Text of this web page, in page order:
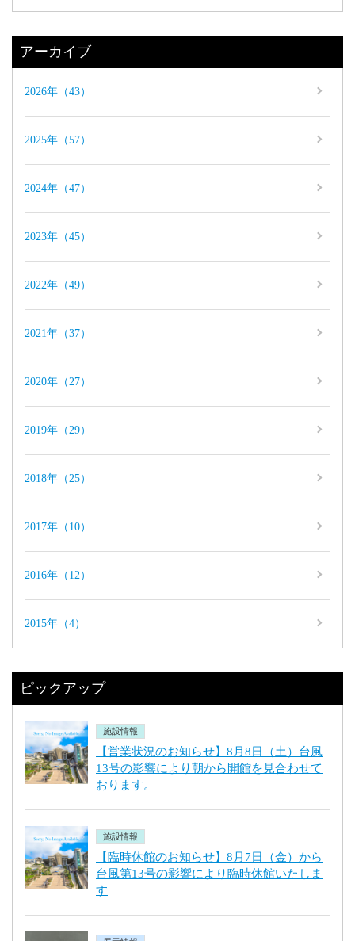
アーカイブ
2026年（43）
2025年（57）
2024年（47）
2023年（45）
2022年（49）
2021年（37）
2020年（27）
2019年（29）
2018年（25）
2017年（10）
2016年（12）
2015年（4）
ピックアップ
施設情報
【営業状況のお知らせ】8月8日（土）台風
13号の影響により朝から開館を見合わせて
おります。
施設情報
【臨時休館のお知らせ】8月7日（金）から
台風第13号の影響により臨時休館いたしま
す